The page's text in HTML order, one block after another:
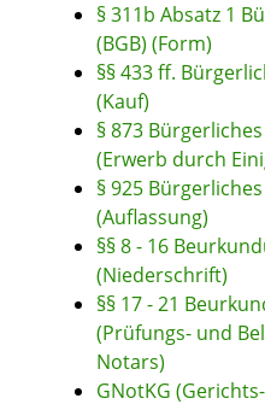
§ 311b Absatz 1
(BGB) (Form)
§§ 433 ff.
(Kauf)
§ 873
(Erwerb durch
§ 925
(Auflassung)
§§ 8 - 16
(Niederschrift)
§§ 17 - 21
(Prüfungs- und
Notars)
GNotKG